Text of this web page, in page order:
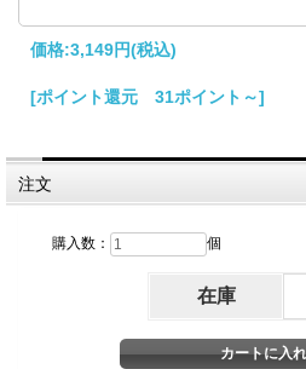
価格:3,149円(税込)
[ポイント還元 31ポイント～]
注文
購入数： 個
在庫